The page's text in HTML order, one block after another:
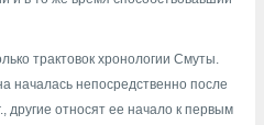
трактовок хронологии Смуты.
началась непосредственно после
другие относят ее начало к первым